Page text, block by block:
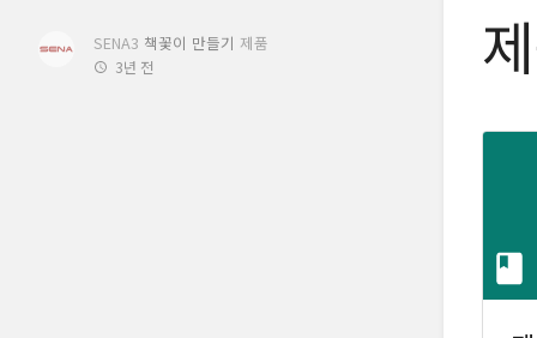
SENA3 책꽃이 만들기 제품
3년 전